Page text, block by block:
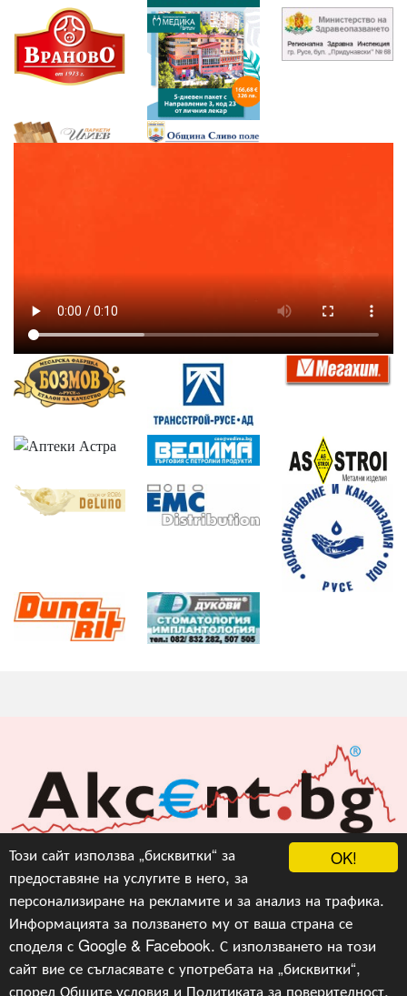
OK!
Този сайт използва „бисквитки“ за
предоставяне на услугите в него, за
персонализиране на рекламите и за анализ на трафика.
Информацията за ползването му от ваша страна се
споделя с Google & Facebook. С използването на този
сайт вие се съгласявате с употребата на „бисквитки“,
според Общите условия и Политиката за поверителност.
Акцент БГ ЕООД
info@akcent.bg
Facebook
Copyright © 2010, 2016, 2018-2022, 2023, v.3.0,
Акцент